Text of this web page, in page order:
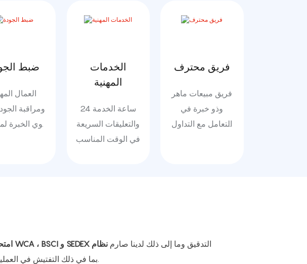
ضبط
العمال
ومراقبة
ذوي الخبرة
الخدمات
المهنية
24 ساعة الخدمة
والتعليقات السريعة
في الوقت المناسب
فريق محترف
فريق مبيعات ماهر
وذو خبرة في
التعامل مع التداول
، معظم الموردين لديهم WCA ، BSCI و SEDEX التدقيق وما إلى ذلك لدينا صارمنظام
، بما في ذلك التفتيش في العملية في كل عملية وفحص نهائي.